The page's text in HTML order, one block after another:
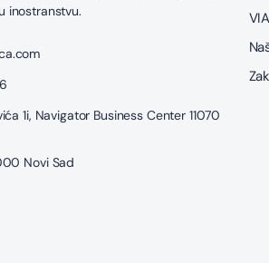
inostranstvu.
1i, Navigator Business Center 11070
Novi Sad